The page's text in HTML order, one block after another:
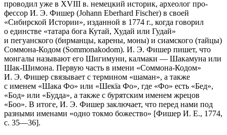
проводил уже в XVIII в. немецкий историк, археолог про­
фессор И. Э. Фишер (Johann Eberhard Fischer) в своей
«Сибирской Исто­рии», изданной в 1774 г., когда говорил
о единстве «татара бога Кутай, Худай или Гудай»
и пегуанского (бирманцы, карены, моны) и сиамского (тайцы)
Соммона-Кодом (Sommonakodom). И. Э. Фишер пишет, что
монга­лы называют его Шигимуни, калмаки — Шакамуна или
Шак-Шимона. Первую часть в име­ни «Соммона-Кодом»
И. Э. Фишер связывает с термином «шаман», а также
с именем «Шака Фо» или «Шекïа Фо», где «Фо» есть «Бед»,
«Бод» или «Будда», а также с бурятским именем жрецов
«Боо». В итоге, И. Э. Фишер заключает, что перед нами под
разными име­нами «одно токмо божество» [Фишер И. Е., 1774,
с. 35—36].